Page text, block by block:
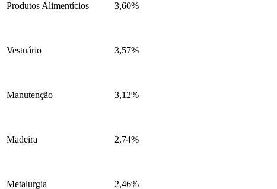
Produtos Alimentícios 3,60%
Vestuário 3,57%
Manutenção 3,12%
Madeira 2,74%
Metalurgia 2,46%